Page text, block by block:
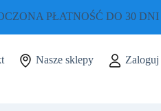
PŁATNOŚĆ DO 30 DNI
Nasze sklepy
Zaloguj